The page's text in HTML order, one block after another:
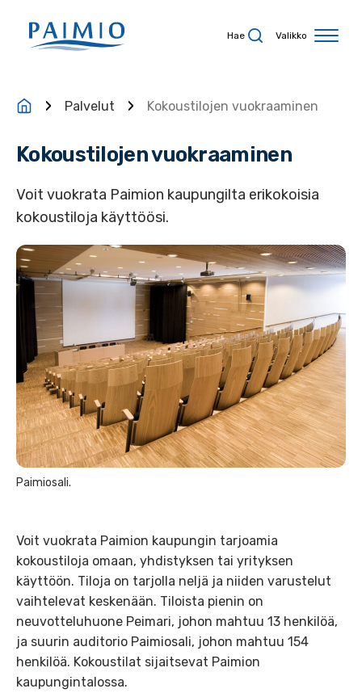
Hae Valikko
Palvelut Kokoustilojen vuokraaminen
Kokoustilojen vuokraaminen
Voit vuokrata Paimion kaupungilta erikokoisia
kokoustiloja käyttöösi.
Paimiosali.
Voit vuokrata Paimion kaupungin tarjoamia
kokoustiloja omaan, yhdistyksen tai yrityksen
käyttöön. Tiloja on tarjolla neljä ja niiden varustelut
vaihtelevat keskenään. Tiloista pienin on
neuvotteluhuone Peimari, johon mahtuu 13 henkilöä,
ja suurin auditorio Paimiosali, johon mahtuu 154
henkilöä. Kokoustilat sijaitsevat Paimion
kaupungintalossa.